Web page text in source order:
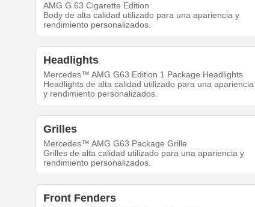
AMG G 63 Cigarette Edition
Body de alta calidad utilizado para una apariencia y
rendimiento personalizados.
Headlights
Mercedes™ AMG G63 Edition 1 Package Headlights
Headlights de alta calidad utilizado para una apariencia
y rendimiento personalizados.
Grilles
Mercedes™ AMG G63 Package Grille
Grilles de alta calidad utilizado para una apariencia y
rendimiento personalizados.
Front Fenders